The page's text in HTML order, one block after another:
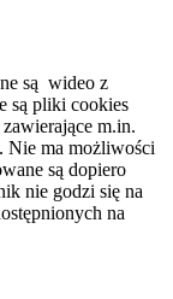
są wideo z
są pliki cookies
m.in.
Nie ma możliwości
są dopiero
nie godzi się na
na